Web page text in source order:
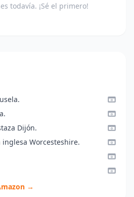
todavía. ¡Sé el primero!
Dijón.
Worcesteshire.
→